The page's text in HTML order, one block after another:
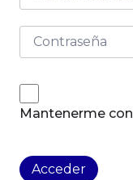
Mantenerme
Acceder